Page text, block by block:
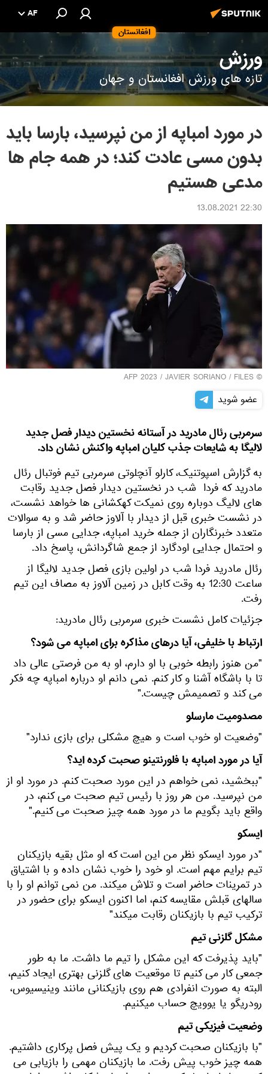
افغانستان
AF
ورزش
تازه های ورزش افغانستان و جهان
در مورد امباپه از من نپرسید، بارسا باید
بدون مسی عادت کند؛ در همه جام ها
مدعی هستیم
22:30 13.08.2021
© AFP 2023 / JAVIER SORIANO / FILES
عضو شوید
سرمربی رئال مادرید در آستانه نخستین دیدار فصل جدید
لالیگا به شایعات جذب کلیان امباپه واکنش نشان داد.
به گزارش اسپوتنیک، کارلو آنچلوتی سرمربی تیم فوتبال رئال
مادرید که فردا شب در نخستین دیدار فصل جدید رقابت
های لالیگ دوباره روی نمیکت کهکشانی ها خواهد نشست،
در نشست خبری قبل از دیدار با آلاوز حاضر شد و به سوالات
متعدد خبرنگاران از جمله خرید امباپه، جدایی مسی از بارسا
و احتمال جدایی اودگارد از جمع شاگردانش، پاسخ داد.
رئال مادرید فردا شب در اولین بازی فصل جدید لالیگا از
ساعت 12:30 به وقت کابل در زمین آلاوز به مصاف این تیم
رفت.
جزئیات کامل نشست خبری سرمربی رئال مادرید:
ارتباط با خلیفی، آیا درهای مذاکره برای امباپه می شود؟
"من هنوز رابطه خوبی با او دارم، او به من فرصتی عالی داد
تا با باشگاه آشنا و کار کنم. نمی دانم او درباره امباپه چه فکر
می کند و تصمیمش چیست."
مصدومیت مارسلو
"وضعیت او خوب است و هیچ مشکلی برای بازی ندارد"
آیا در مورد امباپه با فلورنتینو صحبت کرده اید؟
"ببخشید، نمی خواهم در این مورد صحبت کنم. در مورد او از
من نپرسید. من هر روز با رئیس تیم صحبت می کنم، در
واقع باید بگویم ما در مورد همه چیز صحبت می کنیم."
ایسکو
"در مورد ایسکو نظر من این است که او مثل بقیه بازیکنان
تیم برایم مهم است. او خود را خوب نشان داده و با اشتیاق
در تمرینات حاضر است و تلاش میکند. من نمی توانم او را با
سالهای قبلش مقایسه کنم، اما اکنون ایسکو برای حضور در
ترکیب تیم با بازیکنان رقابت میکند"
مشکل گلزنی تیم
"باید پذیرفت که این مشکل را تیم ما داشت. ما به طور
جمعی کار می کنیم تا موقعیت های گلزنی بهتری ایجاد کنیم،
البته به صورت انفرادی هم روی بازیکنانی مانند وینیسیوس،
رودریگو یا یوویچ حساب میکنیم.
وضعیت فیزیکی تیم
"با بازیکنان صحبت کردیم و یک پیش فصل پرکاری داشتیم.
همه چیز خوب پیش رفت. ما بازیکنان مهمی را بازیابی می